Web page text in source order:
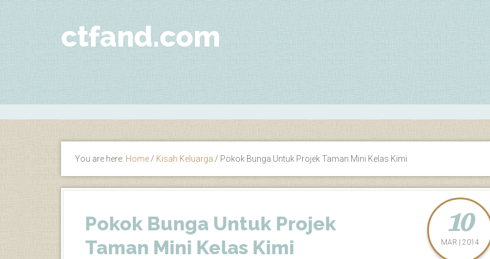
ctfand.com
You are here: Home / Kisah Keluarga / Pokok Bunga Untuk Projek Taman Mini Kelas Kimi
Pokok Bunga Untuk Projek
Taman Mini Kelas Kimi
10
MAR | 2014